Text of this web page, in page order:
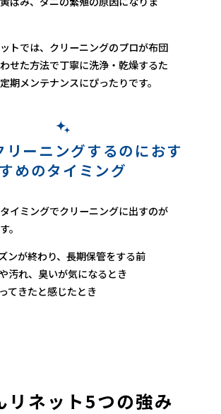
トでは、クリーニングのプロが布団
せた方法で丁寧に洗浄・乾燥するた
期メンテナンスにぴったりです。
リーニングするのにおす
すめのタイミング
イミングでクリーニングに出すのが
。
ンが終わり、長期保管をする前
汚れ、臭いが気になるとき
てきたと感じたとき
リネット5つの強み